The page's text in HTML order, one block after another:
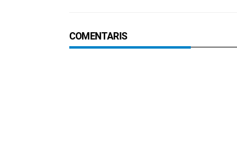
COMENTARIS